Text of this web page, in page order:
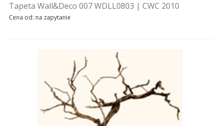
TAPETY RALPH LAUREN
TAPETY COLEFAX
TYNK DEKORACYJNY
DODATKI
Tapeta Wall&Deco 007 WDLL0803 | CWC 2010
Cena od: na zapytanie